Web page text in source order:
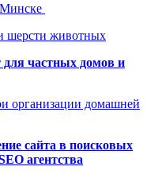
шерсти животных
для частных домов и
организации домашней
сайта в поисковых
агентства